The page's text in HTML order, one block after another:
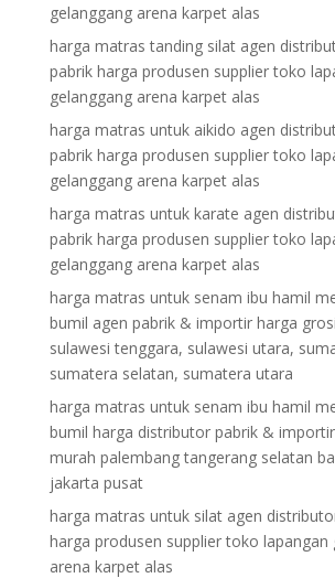
gelanggang arena karpet alas
harga matras tanding silat agen
pabrik harga produsen supplier toko
gelanggang arena karpet alas
harga matras untuk aikido agen
pabrik harga produsen supplier toko
gelanggang arena karpet alas
harga matras untuk karate agen
pabrik harga produsen supplier toko
gelanggang arena karpet alas
harga matras untuk senam ibu hamil
bumil agen pabrik & importir harga
sulawesi tenggara, sulawesi utara,
sumatera selatan, sumatera utara
harga matras untuk senam ibu hamil
bumil harga distributor pabrik &
murah palembang tangerang selatan
jakarta pusat
harga matras untuk silat agen
harga produsen supplier toko lapangan
arena karpet alas